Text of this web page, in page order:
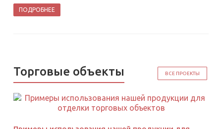
ПОДРОБНЕЕ
ВСЕ ПРОЕКТЫ
Торговые объекты